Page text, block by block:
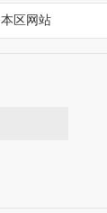
本区网站